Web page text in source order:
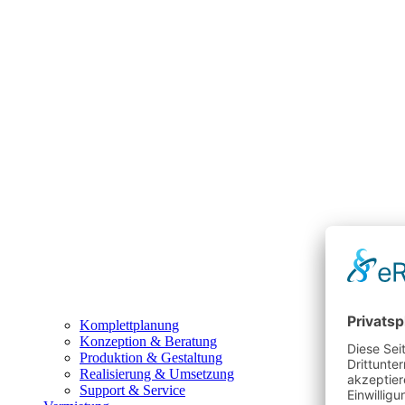
Komplettplanung
Konzeption & Beratung
Produktion & Gestaltung
Realisierung & Umsetzung
Support & Service